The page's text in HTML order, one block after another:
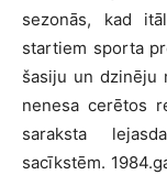
sezonās, kad
startiem sporta
šasiju un dzinēju
nenesa cerētos
saraksta
sacīkstēm.